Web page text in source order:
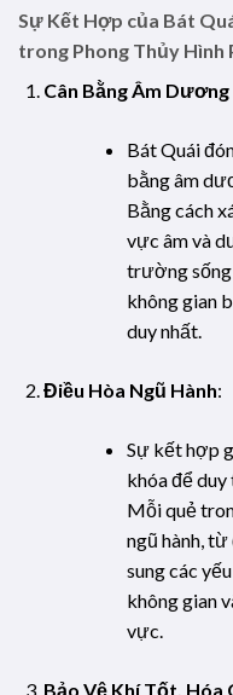
Sự Kết Hợp của Bát
trong Phong Thủy Hình
Cân Bằng Âm
Bát Quái
bằng âm
Bằng cách
vực âm và
trường sống
không gian
duy nhất.
Điều Hòa Ngũ Hành:
Sự kết hợp
khóa để duy
Mỗi quẻ
ngũ hành,
sung các
không gian
vực.
Bảo Vệ Khí Tốt, Hóa